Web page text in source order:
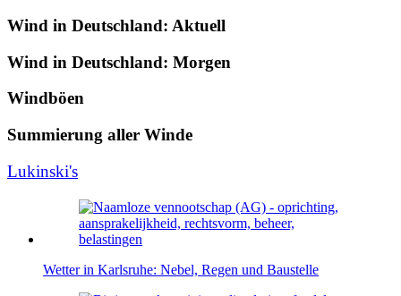
Wind in Deutschland: Aktuell
Wind in Deutschland: Morgen
Windböen
Summierung aller Winde
Lukinski's
Wetter in Karlsruhe: Nebel, Regen und Baustelle